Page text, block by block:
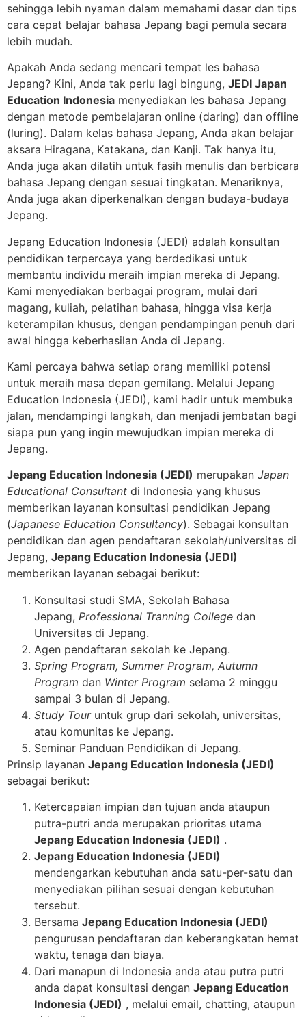
sehingga lebih nyaman dalam memahami dasar dan tips
cara cepat belajar bahasa Jepang bagi pemula secara
lebih mudah.
Apakah Anda sedang mencari tempat les bahasa
Jepang? Kini, Anda tak perlu lagi bingung, JEDI Japan
Education Indonesia menyediakan les bahasa Jepang
dengan metode pembelajaran online (daring) dan offline
(luring). Dalam kelas bahasa Jepang, Anda akan belajar
aksara Hiragana, Katakana, dan Kanji. Tak hanya itu,
Anda juga akan dilatih untuk fasih menulis dan berbicara
bahasa Jepang dengan sesuai tingkatan. Menariknya,
Anda juga akan diperkenalkan dengan budaya-budaya
Jepang.
Jepang Education Indonesia (JEDI) adalah konsultan
pendidikan terpercaya yang berdedikasi untuk
membantu individu meraih impian mereka di Jepang.
Kami menyediakan berbagai program, mulai dari
magang, kuliah, pelatihan bahasa, hingga visa kerja
keterampilan khusus, dengan pendampingan penuh dari
awal hingga keberhasilan Anda di Jepang.
Kami percaya bahwa setiap orang memiliki potensi
untuk meraih masa depan gemilang. Melalui Jepang
Education Indonesia (JEDI), kami hadir untuk membuka
jalan, mendampingi langkah, dan menjadi jembatan bagi
siapa pun yang ingin mewujudkan impian mereka di
Jepang.
Jepang Education Indonesia (JEDI) merupakan Japan
Educational Consultant di Indonesia yang khusus
memberikan layanan konsultasi pendidikan Jepang
(Japanese Education Consultancy). Sebagai konsultan
pendidikan dan agen pendaftaran sekolah/universitas di
Jepang, Jepang Education Indonesia (JEDI)
memberikan layanan sebagai berikut:
Konsultasi studi SMA, Sekolah Bahasa
Jepang, Professional Tranning College dan
Universitas di Jepang.
Agen pendaftaran sekolah ke Jepang.
Spring Program, Summer Program, Autumn
Program dan Winter Program selama 2 minggu
sampai 3 bulan di Jepang.
Study Touruntuk grup dari sekolah, universitas,
atau komunitas ke Jepang.
Seminar Panduan Pendidikan di Jepang.
Prinsip layanan Jepang Education Indonesia (JEDI)
sebagai berikut:
Ketercapaian impian dan tujuan anda ataupun
putra-putri anda merupakan prioritas utama
Jepang Education Indonesia (JEDI) .
Jepang Education Indonesia (JEDI)
mendengarkan kebutuhan anda satu-per-satu dan
menyediakan pilihan sesuai dengan kebutuhan
tersebut.
Bersama Jepang Education Indonesia (JEDI)
pengurusan pendaftaran dan keberangkatan hemat
waktu, tenaga dan biaya.
Dari manapun di Indonesia anda atau putra putri
anda dapat konsultasi dengan Jepang Education
Indonesia (JEDI) , melalui email, chatting, ataupun